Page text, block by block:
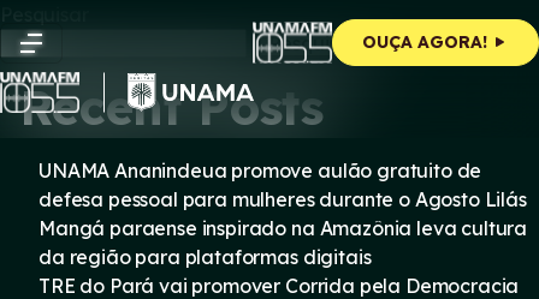
content
OUÇA AGORA!
Pesquisar
Pesquisar
Recent Posts
UNAMA Ananindeua promove aulão gratuito de
defesa pessoal para mulheres durante o Agosto Lilás
Mangá paraense inspirado na Amazônia leva cultura
da região para plataformas digitais
TRE do Pará vai promover Corrida pela Democracia